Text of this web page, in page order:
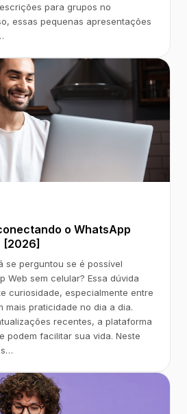
para grupos no
essas pequenas apresentações
o WhatsApp
[2026]
se perguntou se é possível
Web sem celular? Essa dúvida
curiosidade, especialmente entre
mais praticidade no dia a dia.
recentes, a plataforma
podem facilitar sua vida. Neste